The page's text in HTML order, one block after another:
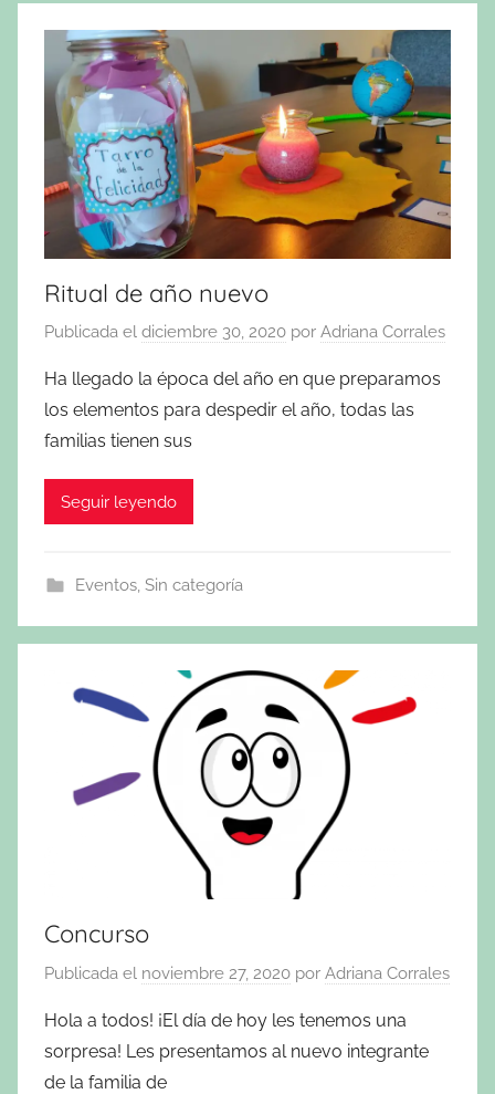
Ritual de año nuevo
Publicada el diciembre 30, 2020 por Adriana Corrales
Ha llegado la época del año en que preparamos
los elementos para despedir el año, todas las
familias tienen sus
Seguir leyendo
Eventos, Sin categoría
Concurso
Publicada el noviembre 27, 2020 por Adriana Corrales
Hola a todos! ¡El día de hoy les tenemos una
sorpresa! Les presentamos al nuevo integrante
de la familia de